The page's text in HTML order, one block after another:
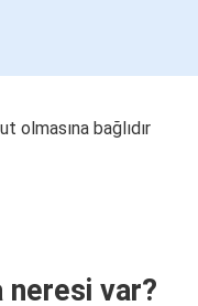
olmasına bağlıdır
neresi var?